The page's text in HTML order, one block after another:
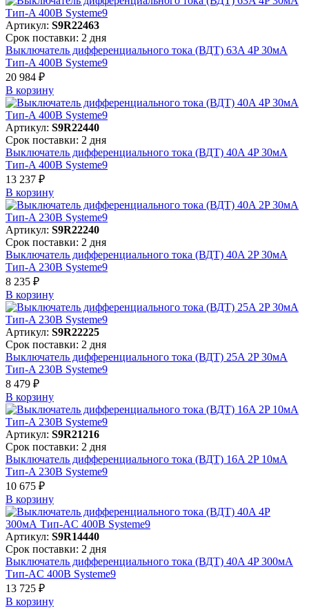
Артикул: S9R22463
Срок поставки: 2 дня
Выключатель дифференциального тока (ВДТ) 63A 4P 30мА
Тип-A 400В Systeme9
20 984 ₽
В корзинy
Артикул: S9R22440
Срок поставки: 2 дня
Выключатель дифференциального тока (ВДТ) 40A 4P 30мА
Тип-A 400В Systeme9
13 237 ₽
В корзинy
Артикул: S9R22240
Срок поставки: 2 дня
Выключатель дифференциального тока (ВДТ) 40A 2P 30мА
Тип-A 230В Systeme9
8 235 ₽
В корзинy
Артикул: S9R22225
Срок поставки: 2 дня
Выключатель дифференциального тока (ВДТ) 25A 2P 30мА
Тип-A 230В Systeme9
8 479 ₽
В корзинy
Артикул: S9R21216
Срок поставки: 2 дня
Выключатель дифференциального тока (ВДТ) 16A 2P 10мА
Тип-A 230В Systeme9
10 675 ₽
В корзинy
Артикул: S9R14440
Срок поставки: 2 дня
Выключатель дифференциального тока (ВДТ) 40A 4P 300мА
Тип-AC 400В Systeme9
13 725 ₽
В корзинy